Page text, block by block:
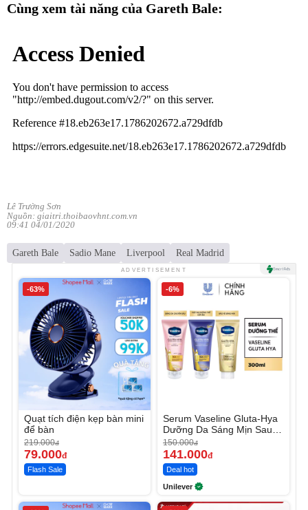
Cùng xem tài năng của Gareth Bale:
Lê Trường Sơn
Nguồn: giaitri.thoibaovhnt.com.vn
09:41 04/01/2020
Gareth Bale Sadio Mane Liverpool Real Madrid
ADVERTISEMENT
-63%
Quạt tích điện kẹp bàn mini
để bàn
219.000đ
79.000đ
Flash Sale
-6%
Serum Vaseline Gluta-Hya
Dưỡng Da Sáng Mịn Sau 7
Ngày
150.000đ
141.000đ
Deal hot
Unilever